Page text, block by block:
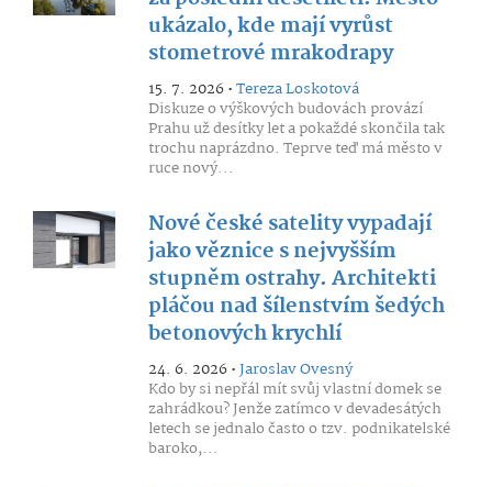
ukázalo, kde mají vyrůst
stometrové mrakodrapy
15. 7. 2026 •Tereza Loskotová
Diskuze o výškových budovách provází
Prahu už desítky let a pokaždé skončila tak
trochu naprázdno. Teprve teď má město v
ruce nový...
Nové české satelity vypadají
jako věznice s nejvyšším
stupněm ostrahy. Architekti
pláčou nad šílenstvím šedých
betonových krychlí
24. 6. 2026 •Jaroslav Ovesný
Kdo by si nepřál mít svůj vlastní domek se
zahrádkou? Jenže zatímco v devadesátých
letech se jednalo často o tzv. podnikatelské
baroko,...